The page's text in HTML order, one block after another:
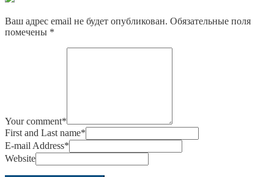
Ваш адрес email не будет опубликован. Обязательные поля
помечены *
Your comment*
First and Last name*
E-mail Address*
Website